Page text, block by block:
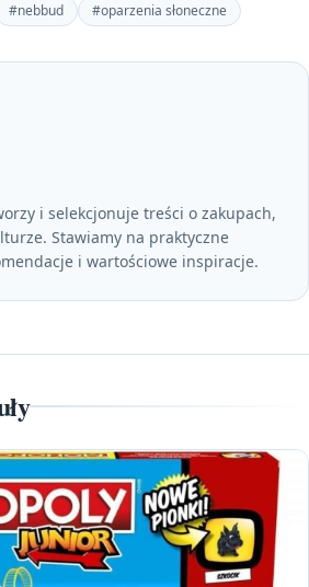
#nebbud #oparzenia słoneczne
i selekcjonuje treści o zakupach,
Stawiamy na praktyczne
i wartościowe inspiracje.